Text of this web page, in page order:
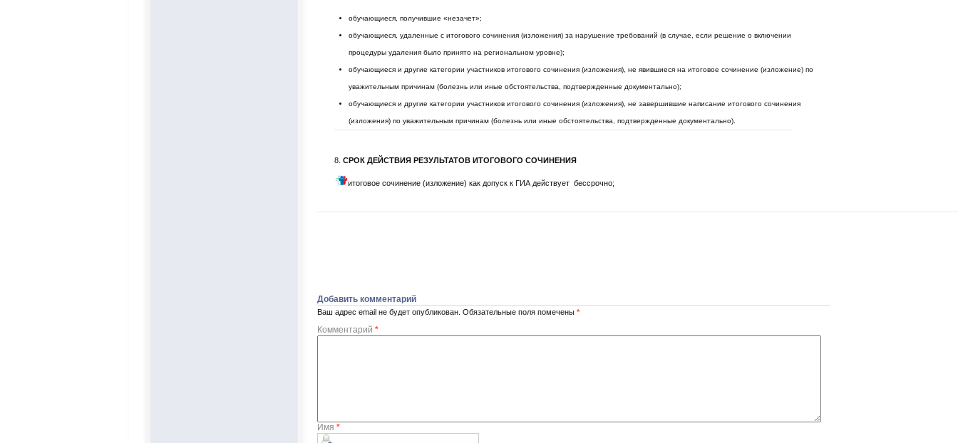
обучающиеся, получившие «незачет»;
обучающиеся, удаленные с итогового сочинения (изложения) за нарушение требований (в случае, если решение о включении
процедуры удаления было принято на региональном уровне);
обучающиеся и другие категории участников итогового сочинения (изложения), не явившиеся на итоговое сочинение (изложение) по
уважительным причинам (болезнь или иные обстоятельства, подтвержденные документально);
обучающиеся и другие категории участников итогового сочинения (изложения), не завершившие написание итогового сочинения
(изложения) по уважительным причинам (болезнь или иные обстоятельства, подтвержденные документально).
8. СРОК ДЕЙСТВИЯ РЕЗУЛЬТАТОВ ИТОГОВОГО СОЧИНЕНИЯ
итоговое сочинение (изложение) как допуск к ГИА действует бессрочно;
Добавить комментарий
Ваш адрес email не будет опубликован. Обязательные поля помечены *
Комментарий *
Имя *